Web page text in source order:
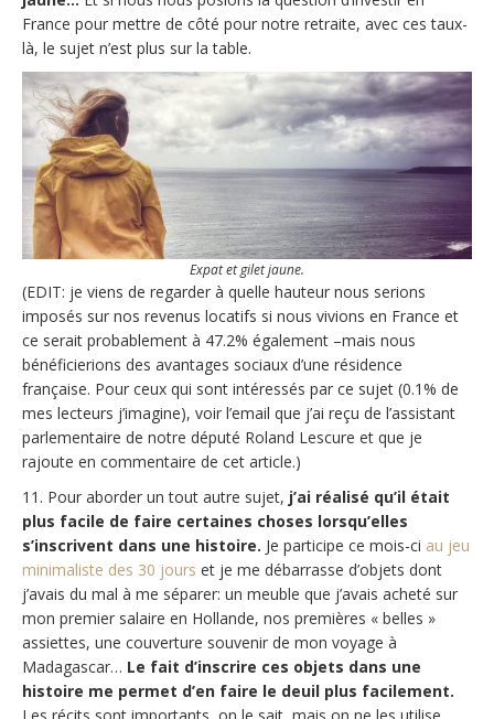
France pour mettre de côté pour notre retraite, avec ces taux-
là, le sujet n’est plus sur la table.
Expat et gilet jaune.
(EDIT: je viens de regarder à quelle hauteur nous serions
imposés sur nos revenus locatifs si nous vivions en France et
ce serait probablement à 47.2% également –mais nous
bénéficierions des avantages sociaux d’une résidence
française. Pour ceux qui sont intéressés par ce sujet (0.1% de
mes lecteurs j’imagine), voir l’email que j’ai reçu de l’assistant
parlementaire de notre député Roland Lescure et que je
rajoute en commentaire de cet article.)
11. Pour aborder un tout autre sujet, j’ai réalisé qu’il était
plus facile de faire certaines choses lorsqu’elles
s’inscrivent dans une histoire. Je participe ce mois-ci au jeu
minimaliste des 30 jours et je me débarrasse d’objets dont
j’avais du mal à me séparer: un meuble que j’avais acheté sur
mon premier salaire en Hollande, nos premières « belles »
assiettes, une couverture souvenir de mon voyage à
Madagascar… Le fait d’inscrire ces objets dans une
histoire me permet d’en faire le deuil plus facilement.
Les récits sont importants, on le sait, mais on ne les utilise